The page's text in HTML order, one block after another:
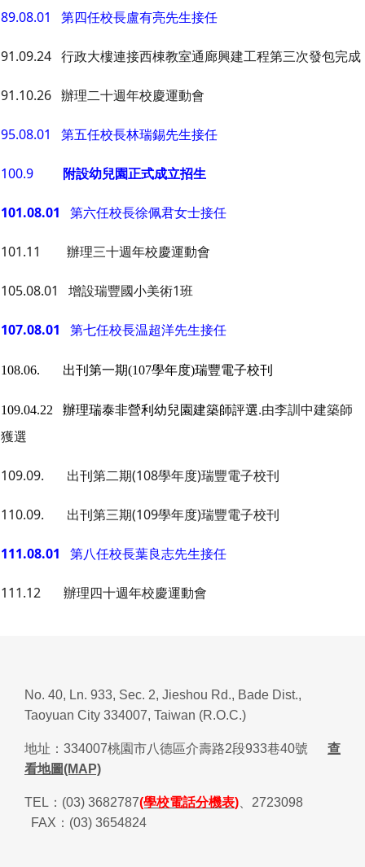
89.08.01 第四任校長盧有亮先生接任
91.09.24 行政大樓連接西棟教室通廊興建工程第三次發包完成
91.10.26 辦理二十週年校慶運動會
95.08.01 第五任校長林瑞錫先生接任
100.9 附設幼兒園正式成立招生
101.08.01 第六任校長徐佩君女士接任
101.11 辦理三十週年校慶運動會
105.08.01 增設瑞豐國小美術1班
107.08.01 第七任校長温超洋先生接任
108.06. 出刊第一期(107學年度)瑞豐電子校刊
109.04.22 辦理瑞泰非營利幼兒園建築師評選.由李訓中建築師
獲選
109.09. 出刊第二期(108學年度)瑞豐電子校刊
110.09. 出刊第三期(109學年度)瑞豐電子校刊
111.08.01 第八任校長葉良志先生接任
111.12 辦理四十週年校慶運動會
No. 40, Ln. 933, Sec. 2, Jieshou Rd., Bade Dist.,
Taoyuan City 334007, Taiwan (R.O.C.)
地址： 334007桃園市八德區介壽路2段933巷40號
查
看地圖(MAP)
TEL ： (03) 3682787(學校電話分機表)
2723098
FAX ： (03) 3654824